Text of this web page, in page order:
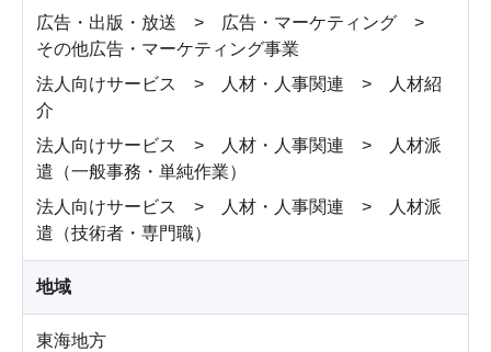
広告・出版・放送 > 広告・マーケティング >
その他広告・マーケティング事業
法人向けサービス > 人材・人事関連 > 人材紹
介
法人向けサービス > 人材・人事関連 > 人材派
遣（一般事務・単純作業）
法人向けサービス > 人材・人事関連 > 人材派
遣（技術者・専門職）
地域
東海地方